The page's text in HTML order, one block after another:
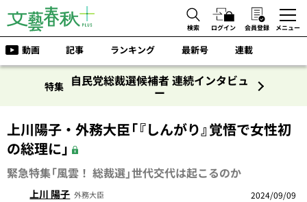
検索 ログイン 会員登録 メニュー
動画 記事 ランキング 最新号 連載
特集 自民党総裁選候補者 連続インタビュ
ー
上川陽子・外務大臣「『しんがり』覚悟で女性初
の総理に」
緊急特集「風雲！ 総裁選」世代交代は起こるのか
上川 陽子 外務大臣 2024/09/09